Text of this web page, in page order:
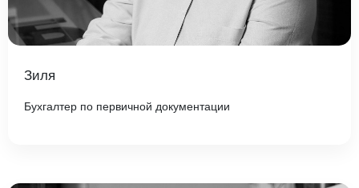
Зиля
Бухгалтер по первичной документации